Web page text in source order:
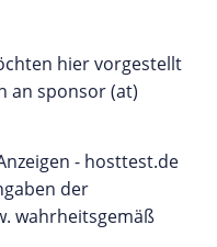
hier vorgestellt
an sponsor (at)
- hosttest.de
der
wahrheitsgemäß